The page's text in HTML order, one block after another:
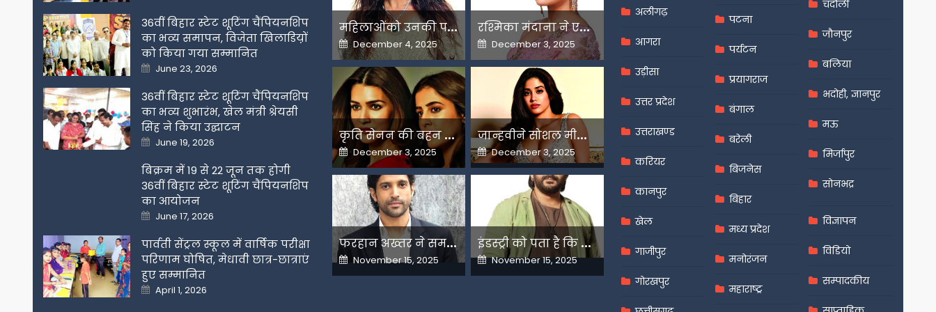
36वीं बिहार स्टेट शूटिंग चैंपियनशिप
का भव्य समापन, विजेता खिलाडिय़ों
को किया गया सम्मानित
Posted
on
June 23, 2026
36वीं बिहार स्टेट शूटिंग चैंपियनशिप
का भव्य शुभारंभ, खेल मंत्री श्रेयसी
सिंह ने किया उद्घाटन
Posted
on
June 19, 2026
बिक्रम में 19 से 22 जून तक होगी
36वीं बिहार स्टेट शूटिंग चैंपियनशिप
का आयोजन
Posted
on
June 17, 2026
पार्वती सेंट्रल स्कूल में वार्षिक परीक्षा
परिणाम घोषित, मेधावी छात्र-छात्राएं
हुए सम्मानित
Posted
on
April 1, 2026
म
हिलाओंको उनकी पसंद के लिए उन्हें जज किया जाता है-मलाइका
Posted
on
December 4, 2025
र
श्मिका मंदाना ने एआई के बढ़ते दुरुपयोग पर जतायी नाराजगी
Posted
on
December 3, 2025
क
ृति सेनन की बहन नूपुर अगले महीने करेंगी डेस्टिनेशन मैरिज
Posted
on
December 3, 2025
ज
ान्हवीने सोशल मीडियापर उठाये सवाल
Posted
on
December 3, 2025
फ
रहान अख्तर ने समझाया देशभक्ति और अंधभक्ति का फर्क
Posted
on
November 15, 2025
इ
ंडस्ट्री को पता है कि मैं कहीं नहीं जाने वाला-अरशद वारसी
Posted
on
November 15, 2025
अलीगढ़
आगरा
उड़ीसा
उत्तर प्रदेश
उत्तराखण्ड
करियर
कानपुर
खेल
गाजीपुर
गोरखपुर
पटना
पर्यटन
प्रयागराज
बंगाल
बरेली
बिजनेस
बिहार
मध्य प्रदेश
मनोरंजन
महाराष्ट्र
चंदौली
जौनपुर
बलिया
भदोही, ज्ञानपुर
मऊ
मिर्जापुर
सोनभद्र
विज्ञापन
विडियो
सम्पादकीय